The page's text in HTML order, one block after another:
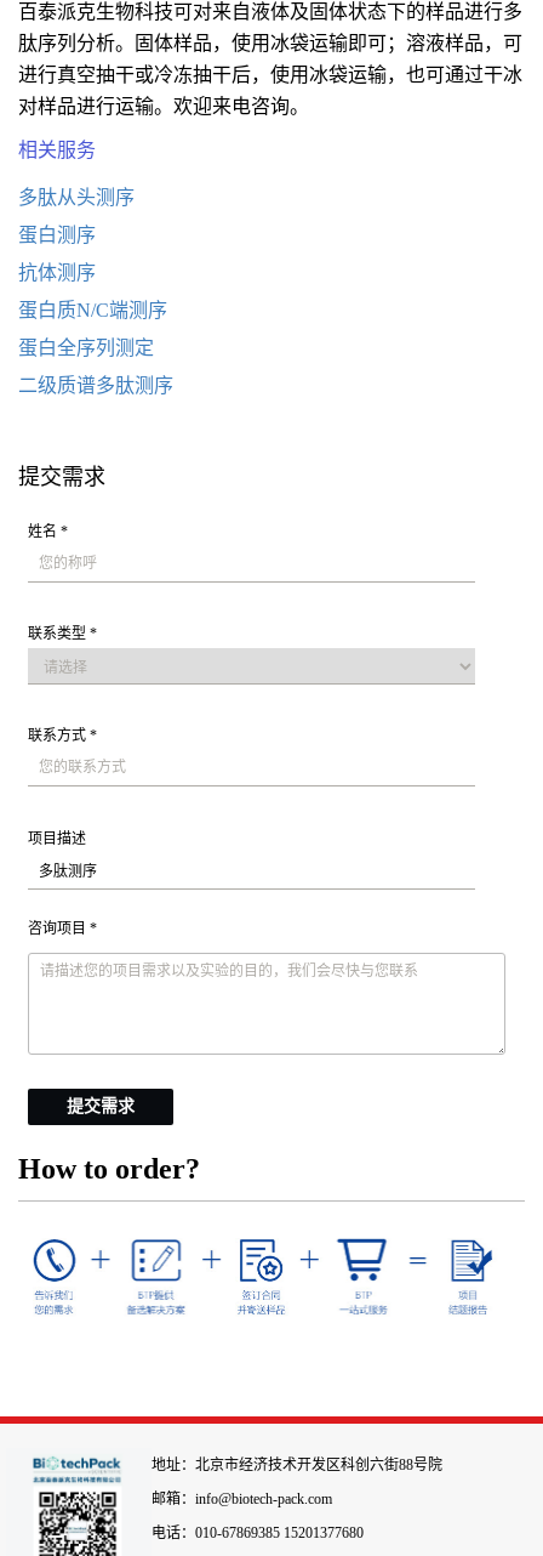
百泰派克生物科技可对来自液体及固体状态下的样品进行多
肽序列分析。固体样品，使用冰袋运输即可；溶液样品，可
进行真空抽干或冷冻抽干后，使用冰袋运输，也可通过干冰
对样品进行运输。欢迎来电咨询。
相关服务
多肽从头测序
蛋白测序
抗体测序
蛋白质N/C端测序
蛋白全序列测定
二级质谱多肽测序
提交需求
姓名 *
联系类型 *
联系方式 *
项目描述
咨询项目 *
提交需求
How to order?
地址：北京市经济技术开发区科创六街88号院
邮箱：info@biotech-pack.com
电话：010-67869385 15201377680